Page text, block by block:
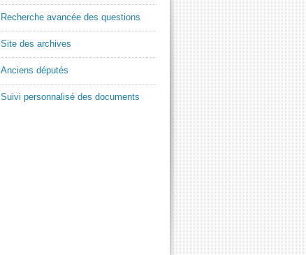
Recherche avancée des questions
Site des archives
Anciens députés
Suivi personnalisé des documents